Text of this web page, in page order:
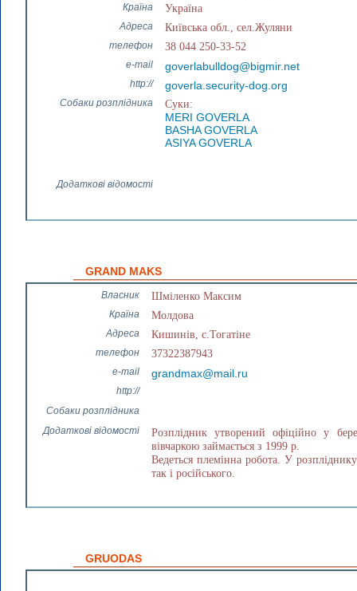
Країна Україна
Адреса Київська обл., сел.Жуляни
телефон 38 044 250-33-52
e-mail goverlabulldog@bigmir.net
http:// goverla.security-dog.org
Собаки розплідника Суки:
MERI GOVERLA
BASHA GOVERLA
ASIYA GOVERLA
Додаткові відомості
GRAND MAKS
Власник Шміленко Максим
Країна Молдова
Адреса Кишинів, с.Тогатіне
телефон 37322387943
e-mail grandmax@mail.ru
http://
Собаки розплідника
Додаткові відомості
Розплідник утворений офіційно у
вівчаркою займається з 1999 р.
Ведеться племінна робота. У
так і російського.
GRUODAS